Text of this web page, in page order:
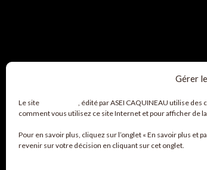
Gérer
Le site
, édité par ASEI CAQUINEAU utilise
comment vous utilisez ce site Internet et pour afficher de
Pour en savoir plus, cliquez sur l’onglet « En savoir plus et
revenir sur votre décision en cliquant sur cet onglet.